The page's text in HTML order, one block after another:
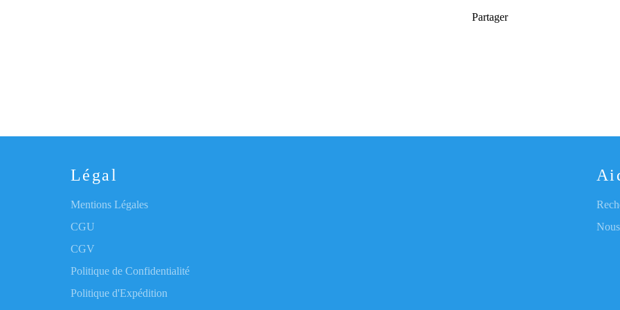
Partager
Légal
Mentions Légales
CGU
CGV
Politique de Confidentialité
Politique d'Expédition